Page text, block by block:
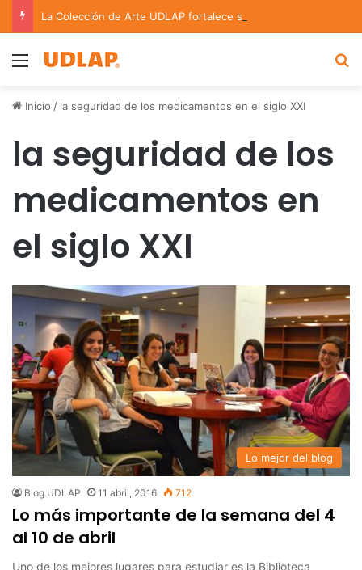
Menu
Inicio / la seguridad de los medicamentos en el siglo XXI
la seguridad de los
medicamentos en
el siglo XXI
Lo mejor del blog
Blog UDLAP 11 abril, 2016 712
Lo más importante de la semana del 4
al 10 de abril
Uno de los mejores lugares para estudiar es la Biblioteca